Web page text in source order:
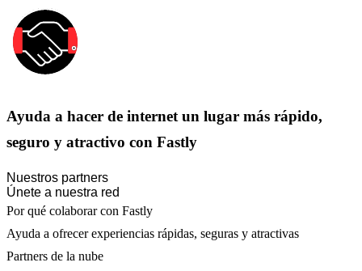
Ayuda a hacer de internet un lugar más rápido,
seguro y atractivo con Fastly
Nuestros partners
Únete a nuestra red
Por qué colaborar con Fastly
Ayuda a ofrecer experiencias rápidas, seguras y atractivas
Partners de la nube